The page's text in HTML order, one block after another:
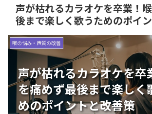
声が枯れるカラオケを卒業！
後まで楽しく歌うためのポイ
声が枯れるカラオケを卒
を痛めず最後まで楽しく
めのポイントと改善策
喉の悩み・声質の改善